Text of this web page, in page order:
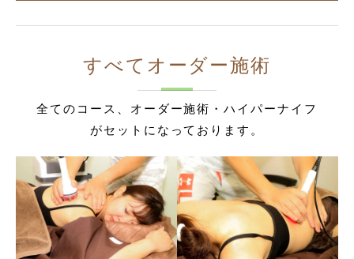
全てのコース、オーダー施術・ハイパーナイフ
がセットになっております。
すべてオーダー施術